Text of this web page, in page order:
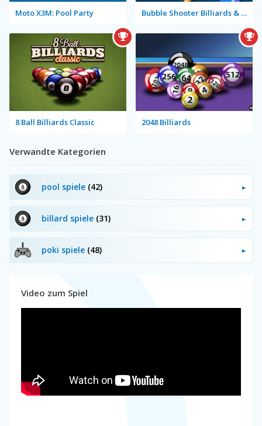
Moto X3M: Pool Party Bubble Shooter Billiards & Pool
8 Ball Billiards Classic 2048 Billiards
Verwandte Kategorien
pool spiele (42)
billard spiele (31)
poki spiele (48)
Video zum Spiel